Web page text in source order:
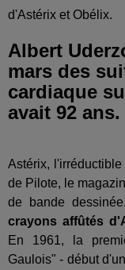
d'Astérix et Obélix.
Albert
mars des
cardiaque
avait 92 ans.
Astérix,
de Pilote, le
de bande
crayons affûtés
En 1961, la
Gaulois" - début